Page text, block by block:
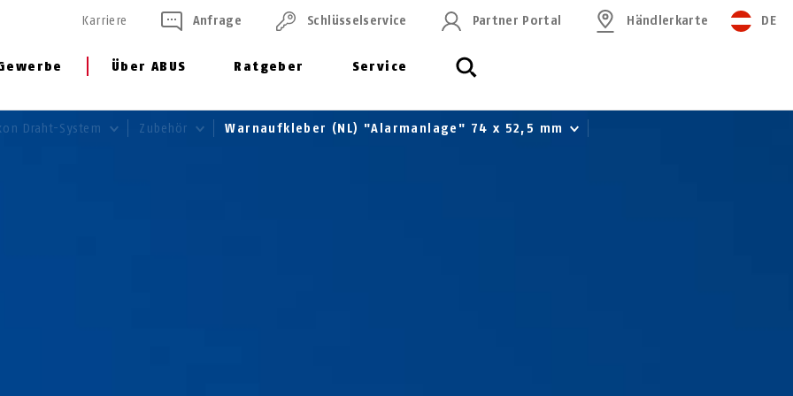
Über ABUS Ratgeber Service
Karriere Anfrage Schlüssel­service Partner Portal Händlerkarte DE
Draht-System Zubehör Warnaufkleber (NL) "Alarmanlage" 74 x 52,5 mm